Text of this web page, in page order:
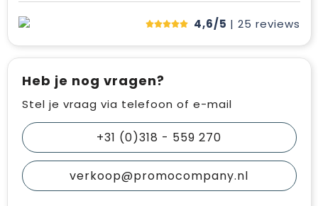
4,6/5 | 25 reviews
Heb je nog vragen?
Stel je vraag via telefoon of e-mail
+31 (0)318 - 559 270
verkoop@promocompany.nl